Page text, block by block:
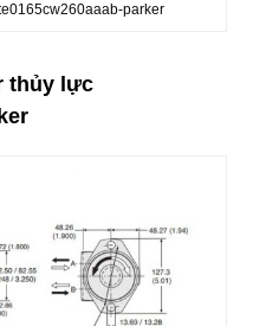
parker
thủy lực